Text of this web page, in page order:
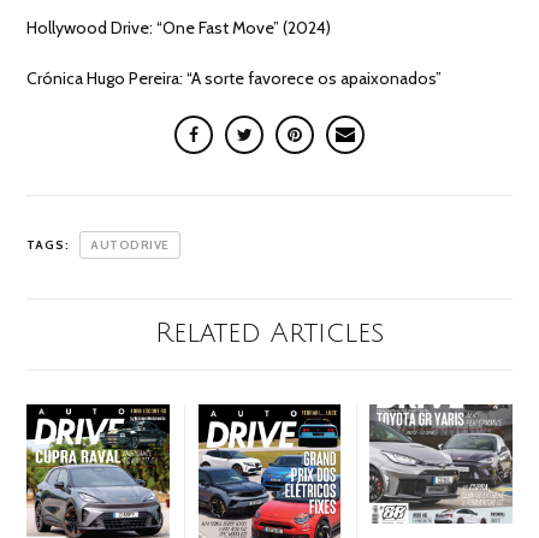
Hollywood Drive: “One Fast Move” (2024)
Crónica Hugo Pereira: “A sorte favorece os apaixonados”
TAGS: AUTODRIVE
Related Articles